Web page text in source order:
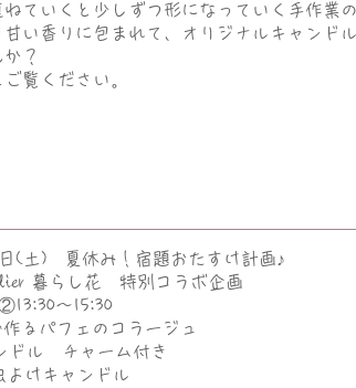
ねていくと少しずつ形になっていく手作業
甘い香りに包まれて、オリジナルキャンド
？
覧ください。
(土) 夏休み！宿題おたすけ計画♪
暮らし花 特別コラボ企画
～15:30
るパフェのコラージュ
ドル チャーム付き
けキャンドル